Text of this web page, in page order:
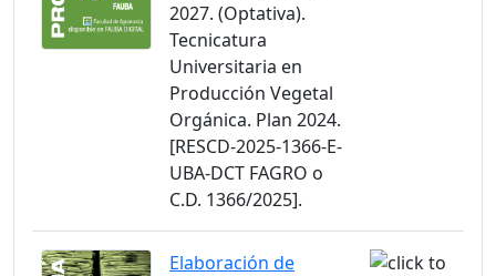
2027. (Optativa).
Tecnicatura
Universitaria en
Producción Vegetal
Orgánica. Plan 2024.
[RESCD-2025-1366-E-
UBA-DCT FAGRO o
C.D. 1366/2025].
Elaboración de